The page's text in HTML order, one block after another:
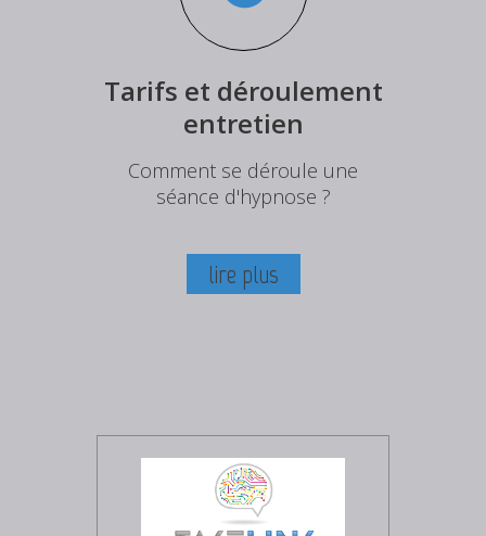
Tarifs et déroulement
entretien
Comment se déroule une
séance d'hypnose ?
lire plus